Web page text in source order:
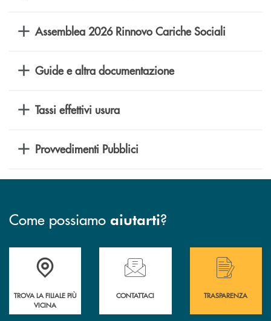
Assemblea 2026 Rinnovo Cariche Sociali
Guide e altra documentazione
Tassi effettivi usura
Provvedimenti Pubblici
Come possiamo aiutarti?
Accedi all' elenco completo delle filiali .
TROVA LA FILIALE PIÙ
VICINA
Hai bisogno di assistenza immediata?
CONTATTACI
Hai bisogno di
TRASPARENZA